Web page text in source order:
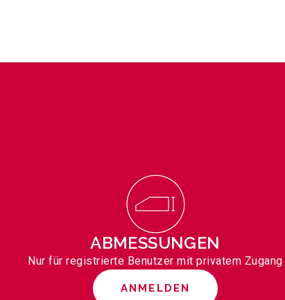
ABMESSUNGEN
Nur für registrierte Benutzer mit privatem Zugang
ANMELDEN